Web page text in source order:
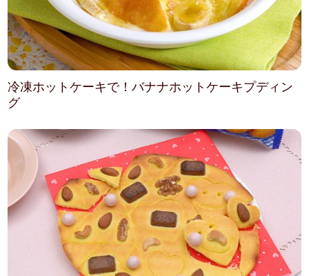
冷凍ホットケーキで！バナナホットケーキプディン
グ